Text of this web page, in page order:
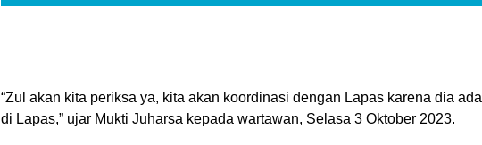
“Zul akan kita periksa ya, kita akan koordinasi dengan Lapas karena dia ada
di Lapas,” ujar Mukti Juharsa kepada wartawan, Selasa 3 Oktober 2023.